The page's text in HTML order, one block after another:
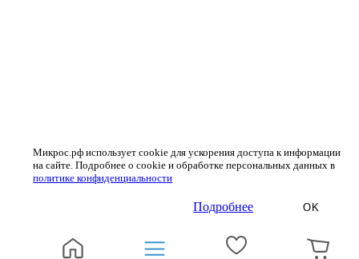
Микрос.рф использует cookie для ускорения доступа к информации
на сайте. Подробнее о cookie и обработке персональных данных в
политике конфиденциальности
Подробнее OK